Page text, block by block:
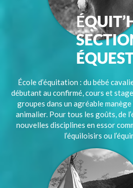
École d’équitation : du bébé
débutant au confirmé, cours et
groupes dans un agréable
animalier. Pour tous les goûts, de
nouvelles disciplines en essor
l’équiloisirs ou